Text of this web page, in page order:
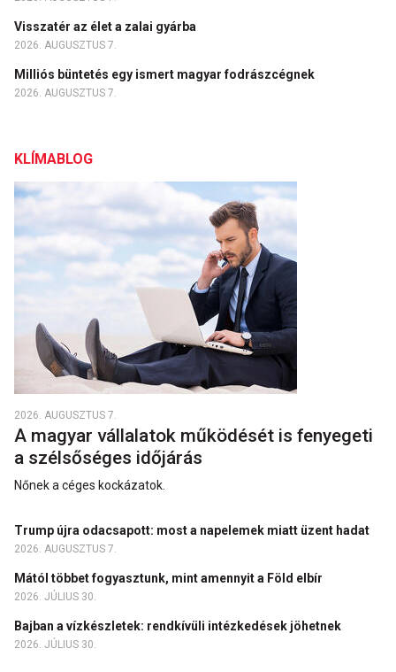
Visszatér az élet a zalai gyárba
2026. AUGUSZTUS 7.
Milliós büntetés egy ismert magyar fodrászcégnek
2026. AUGUSZTUS 7.
KLÍMABLOG
2026. AUGUSZTUS 7.
A magyar vállalatok működését is fenyegeti
a szélsőséges időjárás
Nőnek a céges kockázatok.
Trump újra odacsapott: most a napelemek miatt üzent hadat
2026. AUGUSZTUS 7.
Mától többet fogyasztunk, mint amennyit a Föld elbír
2026. JÚLIUS 30.
Bajban a vízkészletek: rendkívüli intézkedések jöhetnek
2026. JÚLIUS 30.